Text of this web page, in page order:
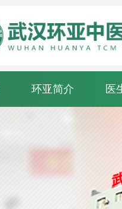
环亚简介 医